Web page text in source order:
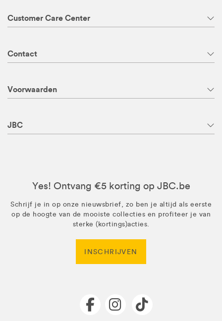
Customer Care Center
Contact
Voorwaarden
JBC
Yes! Ontvang €5 korting op JBC.be
Schrijf je in op onze nieuwsbrief, zo ben je altijd als eerste
op de hoogte van de mooiste collecties en profiteer je van
sterke (kortings)acties.
INSCHRIJVEN